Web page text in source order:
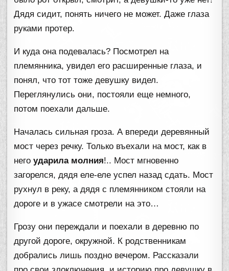
Дядя сидит, понять ничего не может. Даже глаза
руками протер.
И куда она подевалась? Посмотрел на
племянника, увидел его расширенные глаза, и
понял, что тот тоже девушку видел.
Переглянулись они, постояли еще немного,
потом поехали дальше.
Началась сильная гроза. А впереди деревянный
мост через речку. Только въехали на мост, как в
негоударила молния!.. Мост мгновенно
загорелся, дядя еле-еле успел назад сдать. Мост
рухнул в реку, а дядя с племянником стояли на
дороге и в ужасе смотрели на это…
Грозу они переждали и поехали в деревню по
другой дороге, окружной. К родственникам
добрались лишь поздно вечером. Рассказали